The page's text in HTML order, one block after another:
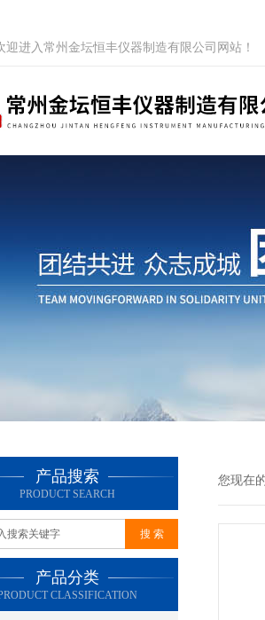
迎进入常州金坛恒丰仪器制造有限公司网站！
产品搜索
PRODUCT SEARCH
产品分类
CLASSIFICATION
您现在